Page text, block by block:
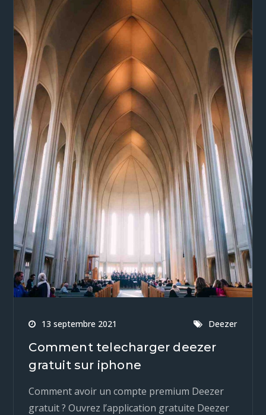
13 septembre 2021 Deezer
Comment telecharger deezer
gratuit sur iphone
Comment avoir un compte premium Deezer
gratuit ? Ouvrez l’application gratuite Deezer